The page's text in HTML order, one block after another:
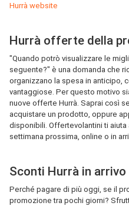
Hurrà website
Hurrà offerte della
"Quando potrò visualizzare le
seguente?" è una domanda che
organizzano la spesa in anticipo,
vantaggiose. Per questo motivo
nuove offerte Hurrà. Saprai così
acquistare un prodotto, oppure
disponibili. Offertevolantini ti
settimana prossima, online o in
Sconti Hurrà in arrivo
Perché pagare di più oggi, se il
promozione tra pochi giorni?